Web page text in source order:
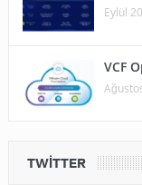
Eylül
VCF
TWITTER